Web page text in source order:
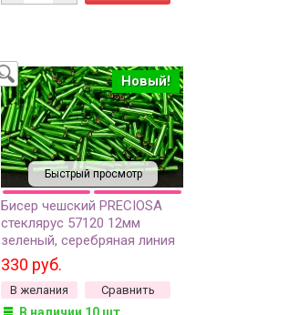
Быстрый просмотр
Новый!
Бисер чешский PRECIOSA
стеклярус 57120 12мм
зеленый, серебряная линия
внутри, 50г
330 руб.
В желания Сравнить
В наличии 10 шт.